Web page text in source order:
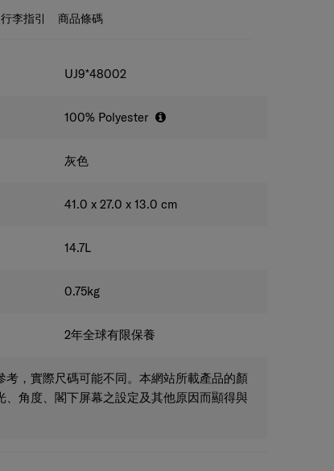
李指引 商品條碼
UJ9*48002
100% Polyester
灰色
41.0 x 27.0 x 13.0 cm
14.7L
0.75kg
2年全球有限保養
考，實際尺碼可能不同。本網站所載產品的顏
、角度、閣下屏幕之設定及其他原因而顯得與